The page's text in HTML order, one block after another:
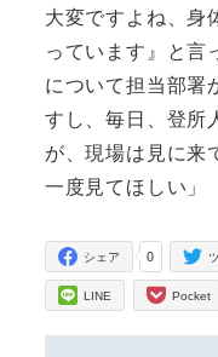
大変ですよね、身
っています』と言
について担当部署
すし、毎日、登所
が、現場は見に来
一度見てほしい」
0
シェア
LINE Pocket